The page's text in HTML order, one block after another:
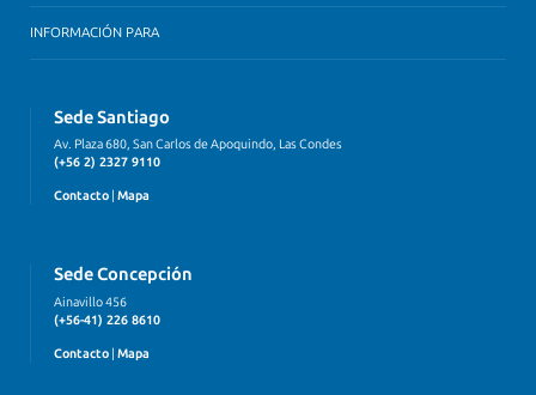
INFORMACIÓN PARA
Sede Santiago
Av. Plaza 680, San Carlos de Apoquindo, Las Condes
(+56 2) 2327 9110
Contacto Mapa
Sede Concepción
Ainavillo 456
(+56-41) 226 8610
Contacto | Mapa